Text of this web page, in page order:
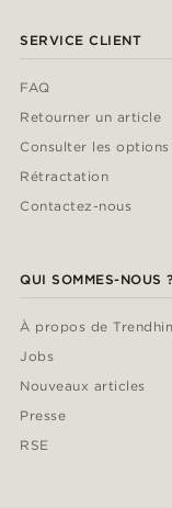
SERVICE CLIENT
FAQ
Retourner un article
Consulter les
Rétractation
Contactez-nous
QUI SOMMES-NOUS ?
À propos de
Jobs
Nouveaux articles
Presse
RSE